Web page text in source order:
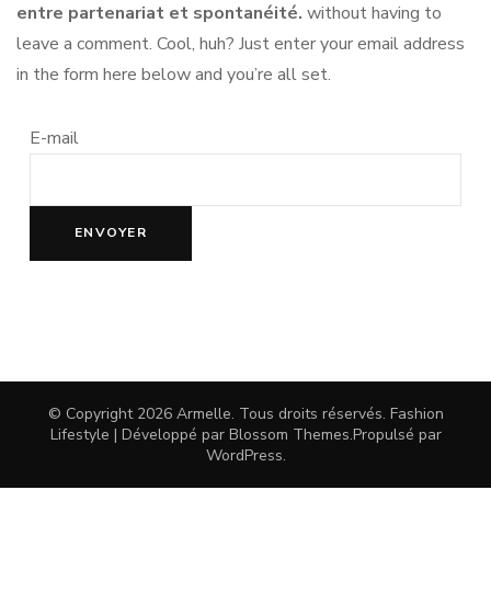
entre partenariat et spontanéité. without having to
leave a comment. Cool, huh? Just enter your email address
in the form here below and you’re all set.
E-mail
© Copyright 2026 Armelle. Tous droits réservés. Fashion
Lifestyle | Développé par Blossom Themes.Propulsé par
WordPress.